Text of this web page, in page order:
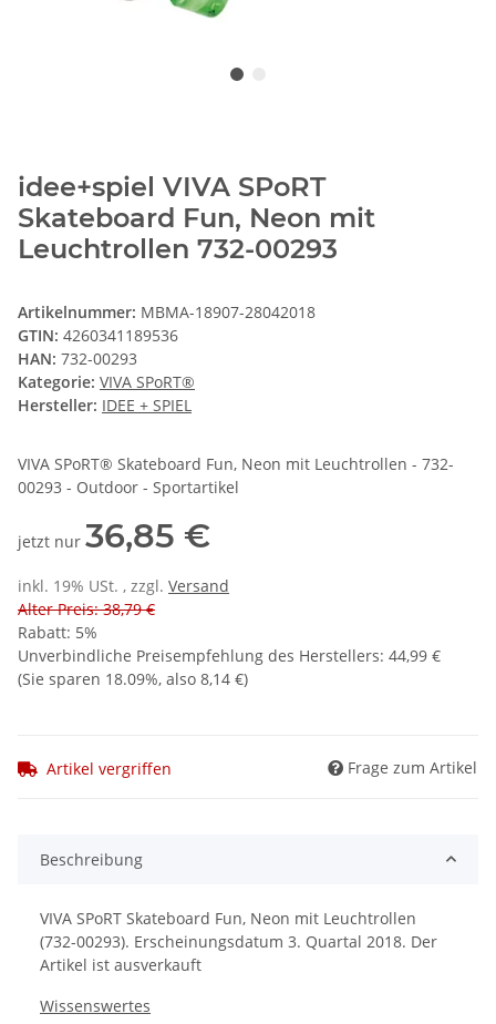
idee+spiel VIVA SPoRT
Skateboard Fun, Neon mit
Leuchtrollen 732-00293
Artikelnummer: MBMA-18907-28042018
GTIN: 4260341189536
HAN: 732-00293
Kategorie: VIVA SPoRT®
Hersteller: IDEE + SPIEL
VIVA SPoRT® Skateboard Fun, Neon mit Leuchtrollen - 732-
00293 - Outdoor - Sportartikel
jetzt nur 36,85 €
inkl. 19% USt. , zzgl. Versand
Alter Preis: 38,79 €
Rabatt: 5%
Unverbindliche Preisempfehlung des Herstellers: 44,99 €
(Sie sparen 18.09%, also 8,14 €)
Artikel vergriffen Frage zum Artikel
Beschreibung
VIVA SPoRT Skateboard Fun, Neon mit Leuchtrollen
(732-00293). Erscheinungsdatum 3. Quartal 2018. Der
Artikel ist ausverkauft
Wissenswertes